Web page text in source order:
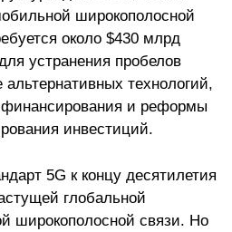
широкополосной
около $430 млрд
устранения пробелов
альтернативных технологий,
и реформы
инвестиций.
5G к концу десятилетия
глобальной
широкополосной связи. Но